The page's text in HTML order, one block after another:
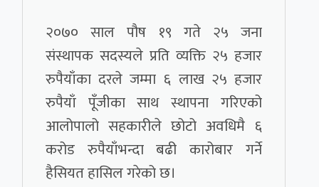
२०७० साल पौष १९ गते २५ जना
संस्थापक सदस्यले प्रति व्यक्ति २५ हजार
रुपैयाँका दरले जम्मा ६ लाख २५ हजार
रुपैयाँ पूँजीका साथ स्थापना गरिएको
आलोपालो सहकारीले छोटो अवधिमै ६
करोड रुपैयाँभन्दा बढी कारोबार गर्ने
हैसियत हासिल गरेको छ।